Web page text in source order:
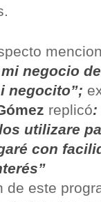
negocio
negocito”;
replicó:
utilizare
con
de este